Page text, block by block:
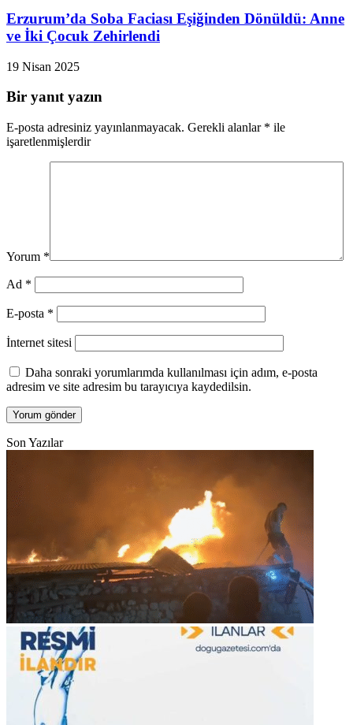
Erzurum’da Soba Faciası Eşiğinden Dönüldü: Anne
ve İki Çocuk Zehirlendi
19 Nisan 2025
Bir yanıt yazın
E-posta adresiniz yayınlanmayacak. Gerekli alanlar * ile
işaretlenmişlerdir
Yorum *
Ad *
E-posta *
İnternet sitesi
Daha sonraki yorumlarımda kullanılması için adım, e-posta
adresim ve site adresim bu tarayıcıya kaydedilsin.
Son Yazılar